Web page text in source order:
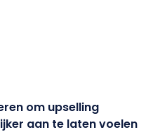
om upselling
aan te laten voelen